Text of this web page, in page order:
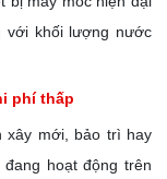
với khối lượng nước
phí thấp
xây mới, bảo trì hay
hoạt động trên